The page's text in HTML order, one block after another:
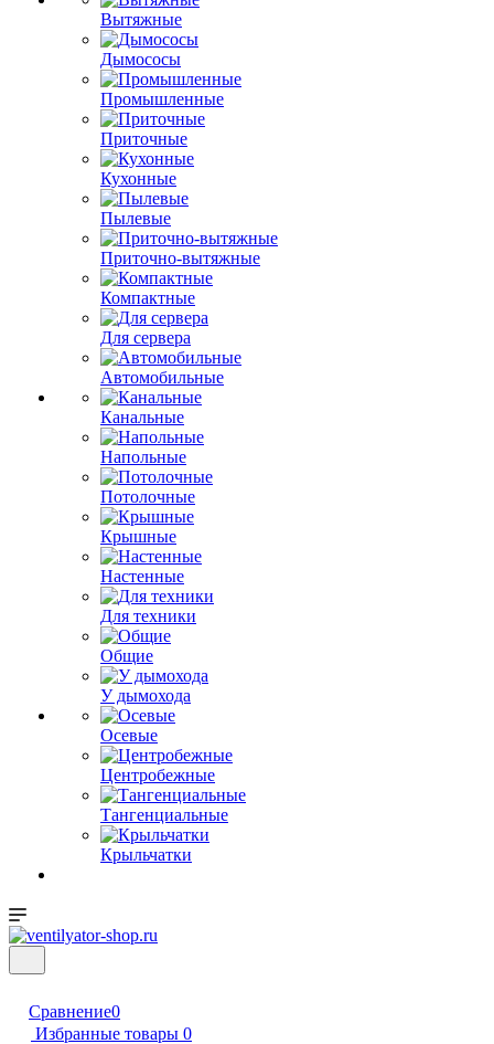
Вытяжные
Дымососы
Промышленные
Приточные
Кухонные
Пылевые
Приточно-вытяжные
Компактные
Для сервера
Автомобильные
Канальные
Напольные
Потолочные
Крышные
Настенные
Для техники
Общие
У дымохода
Осевые
Центробежные
Тангенциальные
Крыльчатки
Сравнение0
Избранные товары 0